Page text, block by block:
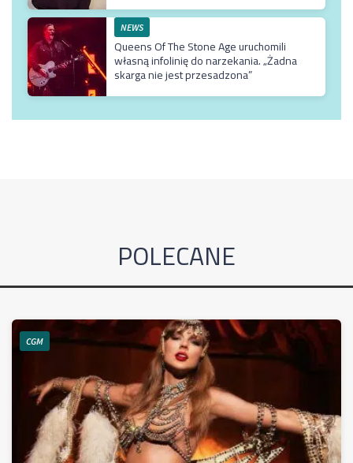
NEWS
Queens Of The Stone Age uruchomili
własną infolinię do narzekania. „Żadna
skarga nie jest przesadzona”
POLECANE
CGM